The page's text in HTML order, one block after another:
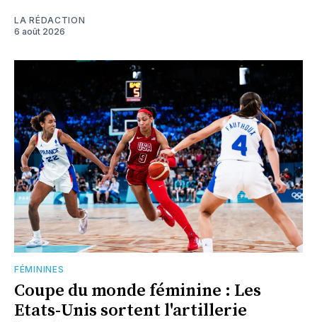
LA RÉDACTION
6 août 2026
FÉMININES
Coupe du monde féminine : Les
Etats-Unis sortent l'artillerie